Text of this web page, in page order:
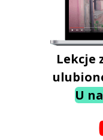
Lekcje
U